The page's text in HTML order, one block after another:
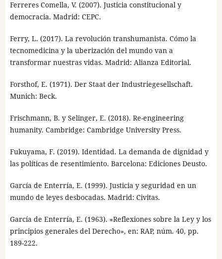
Ferreres Comella, V. (2007). Justicia constitucional y
democracia. Madrid: CEPC.
Ferry, L. (2017). La revolución transhumanista. Cómo la
tecnomedicina y la uberización del mundo van a
transformar nuestras vidas. Madrid: Alianza Editorial.
Forsthof, E. (1971). Der Staat der Industriegesellschaft.
Munich: Beck.
Frischmann, B. y Selinger, E. (2018). Re-engineering
humanity. Cambridge: Cambridge University Press.
Fukuyama, F. (2019). Identidad. La demanda de dignidad y
las políticas de resentimiento. Barcelona: Ediciones Deusto.
García de Enterría, E. (1999). Justicia y seguridad en un
mundo de leyes desbocadas. Madrid: Civitas.
García de Enterría, E. (1963). «Reflexiones sobre la Ley y los
principios generales del Derecho», en: RAP, núm. 40, pp.
189-222.